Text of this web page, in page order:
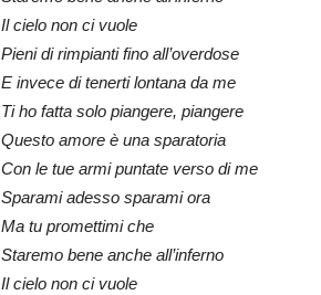
Il cielo non ci vuole
Pieni di rimpianti fino all’overdose
E invece di tenerti lontana da me
Ti ho fatta solo piangere, piangere
Questo amore è una sparatoria
Con le tue armi puntate verso di me
Sparami adesso sparami ora
Ma tu promettimi che
Staremo bene anche all’inferno
Il cielo non ci vuole